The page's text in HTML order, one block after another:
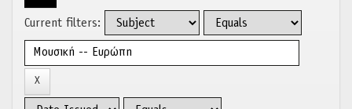
Current filters: